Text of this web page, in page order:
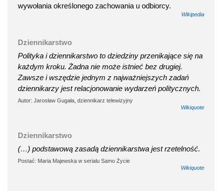
wywołania określonego zachowania u odbiorcy.
Wikipedia
Dziennikarstwo
Polityka i dziennikarstwo to dziedziny przenikające się na
każdym kroku. Żadna nie może istnieć bez drugiej.
Zawsze i wszędzie jednym z najważniejszych zadań
dziennikarzy jest relacjonowanie wydarzeń politycznych.
Autor: Jarosław Gugała, dziennikarz telewizyjny
Wikiquote
Dziennikarstwo
(…) podstawową zasadą dziennikarstwa jest rzetelność.
Postać: Maria Majewska w serialu Samo Życie
Wikiquote